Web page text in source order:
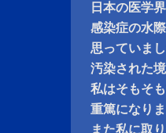
日本の医学
感染症の水
思っていま
汚染された
私はそもそ
重篤になり
また私に取